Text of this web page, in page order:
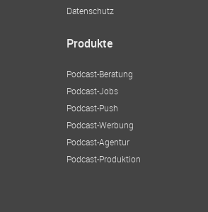
Datenschutz
Produkte
Podcast-Beratung
Podcast-Jobs
Podcast-Push
Podcast-Werbung
Podcast-Agentur
Podcast-Produktion